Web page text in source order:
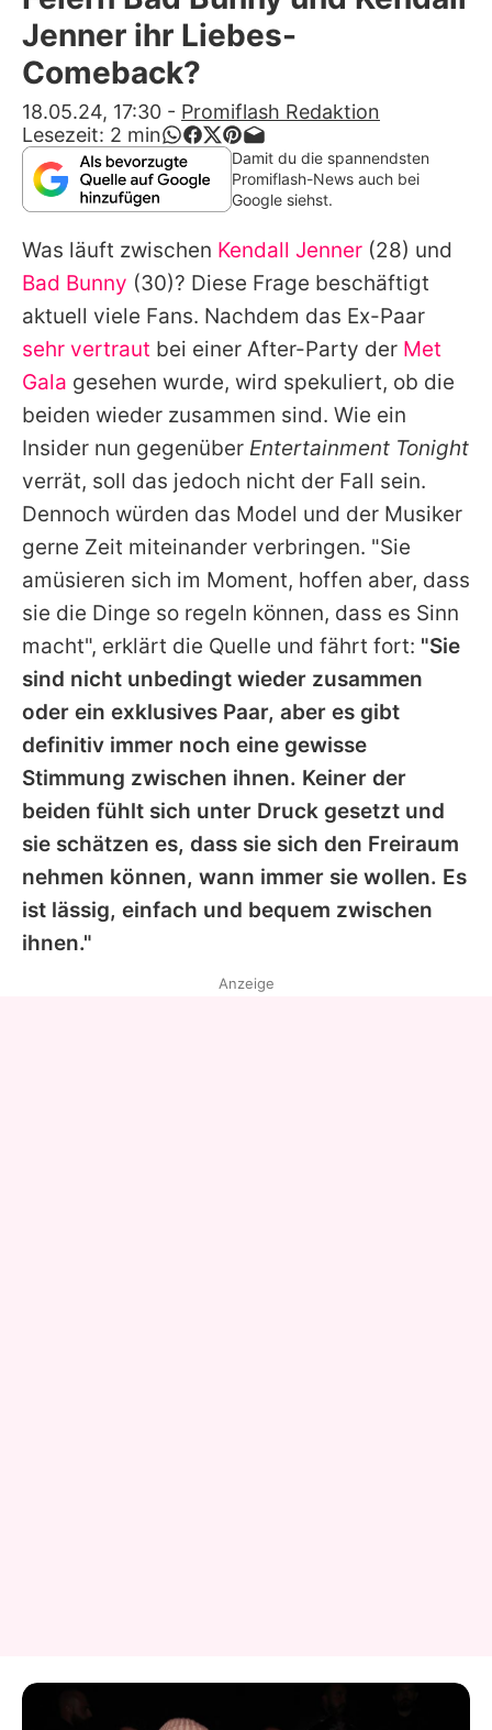
Alle Themen auf Promiflash
App runterladen
Team
Redaktionelle Richtlinien
Impressum
Datenschutzerklärung
Nutzungsbedingungen
Utiq verwalten
Jenner ihr Liebes-
Comeback?
18.05.24, 17:30 - Promiflash Redaktion
Lesezeit: 2 min
Damit du die spannendsten
Promiflash-News auch bei
Google siehst.
Was läuft zwischen Kendall Jenner (28) und
Bad Bunny (30)? Diese Frage beschäftigt
aktuell viele Fans. Nachdem das Ex-Paar
sehr vertraut bei einer After-Party der Met
Gala gesehen wurde, wird spekuliert, ob die
beiden wieder zusammen sind. Wie ein
Insider nun gegenüber Entertainment Tonight
verrät, soll das jedoch nicht der Fall sein.
Dennoch würden das Model und der Musiker
gerne Zeit miteinander verbringen. "Sie
amüsieren sich im Moment, hoffen aber, dass
sie die Dinge so regeln können, dass es Sinn
macht", erklärt die Quelle und fährt fort: "Sie
sind nicht unbedingt wieder zusammen
oder ein exklusives Paar, aber es gibt
definitiv immer noch eine gewisse
Stimmung zwischen ihnen. Keiner der
beiden fühlt sich unter Druck gesetzt und
sie schätzen es, dass sie sich den Freiraum
nehmen können, wann immer sie wollen. Es
ist lässig, einfach und bequem zwischen
ihnen."
Anzeige